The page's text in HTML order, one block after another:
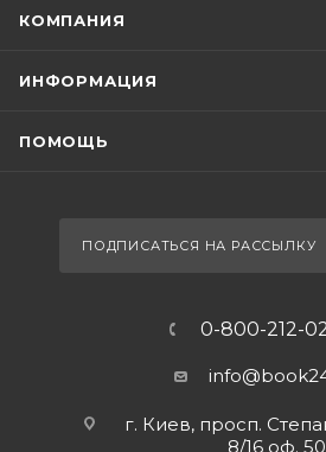
КОМПАНИЯ
ИНФОРМАЦИЯ
ПОМОЩЬ
ПОДПИСАТЬСЯ НА РАССЫЛКУ
0-800-212-
г. Киев, просп.
8/16 оф.